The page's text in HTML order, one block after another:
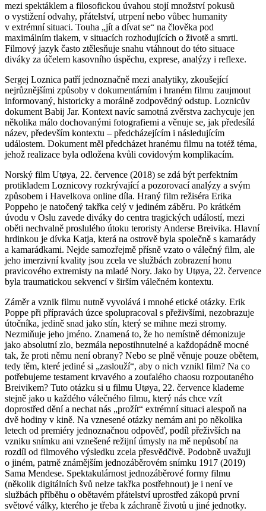
mezi spektáklem a filosofickou úvahou stojí množství pokusů
o vystižení odvahy, přátelství, utrpení nebo vůbec humanity
v extrémní situaci. Touha „jít a dívat se“ na člověka pod
maximálním tlakem, v situacích rozhodujících o životě a smrti.
Filmový jazyk často ztělesňuje snahu vtáhnout do této situace
diváky za účelem kasovního úspěchu, exprese, analýzy i reflexe.
Sergej Loznica patří jednoznačně mezi analytiky, zkoušející
nejrůznějšími způsoby v dokumentárním i hraném filmu zaujmout
informovaný, historicky a morálně zodpovědný odstup. Loznicův
dokument Babij Jar. Kontext navíc samotná zvěrstva zachycuje jen
několika málo dochovanými fotografiemi a věnuje se, jak předesílá
název, především kontextu – předcházejícím i následujícím
událostem. Dokument měl předcházet hranému filmu na totéž téma,
jehož realizace byla odložena kvůli covidovým komplikacím.
Norský film Utøya, 22. července (2018) se zdá být perfektním
protikladem Loznicovy rozkrývající a pozorovací analýzy a svým
způsobem i Havelkova online díla. Hraný film režiséra Erika
Poppeho je natočený takřka celý v jediném záběru. Po krátkém
úvodu v Oslu zavede diváky do centra tragických událostí, mezi
oběti nechvalně proslulého útoku teroristy Anderse Breivika. Hlavní
hrdinkou je dívka Katja, která na ostrově byla společně s kamarády
a kamarádkami. Nejde samozřejmě přísně vzato o válečný film, ale
jeho imerzivní kvality jsou zcela ve službách zobrazení honu
pravicového extremisty na mladé Nory. Jako by Utøya, 22. července
byla traumatickou sekvencí v širším válečném kontextu.
Záměr a vznik filmu nutně vyvolává i mnohé etické otázky. Erik
Poppe při přípravách úzce spolupracoval s přeživšími, nezobrazuje
útočníka, jedině snad jako stín, který se mihne mezi stromy.
Nezmiňuje jeho jméno. Znamená to, že ho nemístně démonizuje
jako absolutní zlo, bezmála nepostihnutelné a každopádně mocné
tak, že proti němu není obrany? Nebo se plně věnuje pouze obětem,
tedy těm, které jediné si „zaslouží“, aby o nich vznikl film? Na co
potřebujeme testament krvavého a zoufalého chaosu rozpoutaného
Breivikem? Tuto otázku si u filmu Utøya, 22. července klademe
stejně jako u každého válečného filmu, který nás chce vzít
doprostřed dění a nechat nás „prožít“ extrémní situaci alespoň na
dvě hodiny v kině. Na vznesené otázky nemám ani po několika
letech od premiéry jednoznačnou odpověď, podíl přeživších na
vzniku snímku ani vznešené režijní úmysly na mě nepůsobí na
rozdíl od filmového výsledku zcela přesvědčivě. Podobně uvažuji
o jiném, patrně známějším jednozáběrovém snímku 1917 (2019)
Sama Mendese. Spektakulárnost jednozáběrové formy filmu
(několik digitálních švů nelze takřka postřehnout) je i není ve
službách příběhu o obětavém přátelství uprostřed zákopů první
světové války, kterého je třeba k záchraně životů u jiné jednotky.